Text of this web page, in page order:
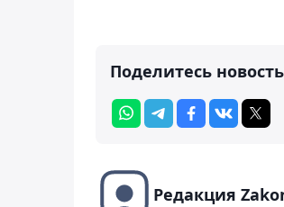
Поделитесь
Редакция